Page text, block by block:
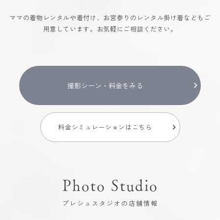
ママの着物レンタルや着付け、お宮参りのレンタル掛け着などもご
用意しています。お気軽にご相談ください。
撮影シーン・料金をみる
料金シミュレーションはこちら
Photo Studio
プレシュスタジオの店舗情報